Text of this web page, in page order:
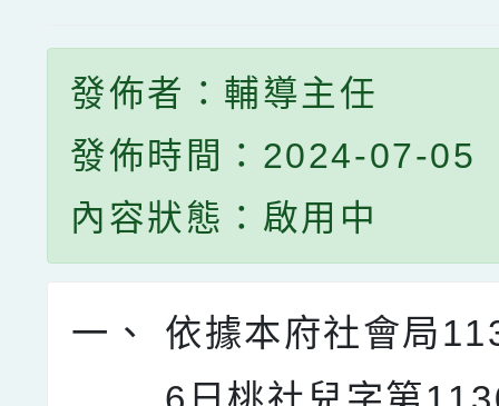
發佈者：輔導主任
發佈時間：2024-07-05
內容狀態：啟用中
一、
依據本府社會局